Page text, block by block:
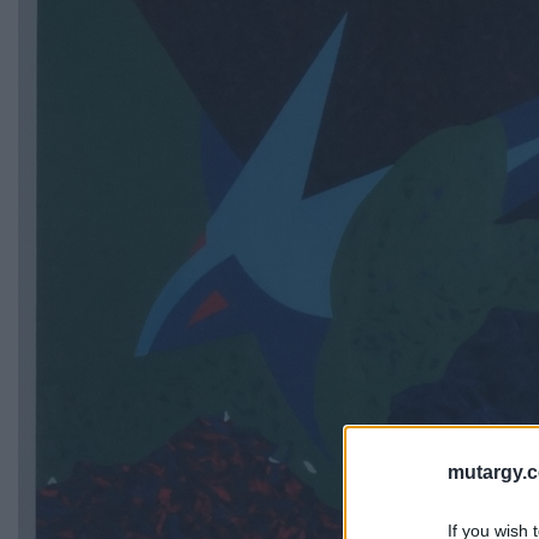
If you wish